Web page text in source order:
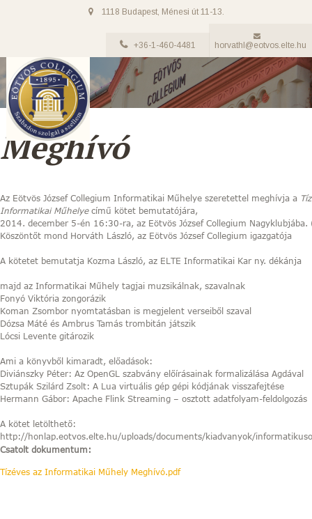
1118 Budapest, Ménesi út 11-13.
+36-1-460-4481 horvathl@eotvos.elte.hu
Meghívó
Az Eötvös József Collegium Informatikai Műhelye szeretettel meghívja a
Informatikai Műhelyecímű kötet bemutatójára,
2014. december 5-én 16:30-ra, az Eötvös József Collegium
Köszöntőt mond Horváth László, az Eötvös József Collegium igazgatója
A kötetet bemutatja Kozma László, az ELTE Informatikai Kar ny. dékánja
majd az Informatikai Műhely tagjai muzsikálnak, szavalnak
Fonyó Viktória zongorázik
Koman Zsombor nyomtatásban is megjelent verseiből szaval
Dózsa Máté és Ambrus Tamás trombitán játszik
Lócsi Levente gitározik
Ami a könyvből kimaradt, előadások:
Diviánszky Péter: Az OpenGL szabvány előírásainak formalizálása Agdával
Sztupák Szilárd Zsolt: A Lua virtuális gép gépi kódjának visszafejtése
Hermann Gábor: Apache Flink Streaming – osztott adatfolyam-feldolgozás
A kötet letölthető:
http://honlap.eotvos.elte.hu/uploads/documents/kiadvanyok/
Csatolt dokumentum:
Tízéves az Informatikai Műhely Meghívó.pdf